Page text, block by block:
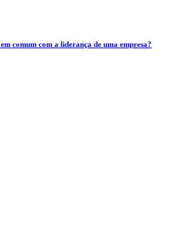
comum com a liderança de uma empresa?